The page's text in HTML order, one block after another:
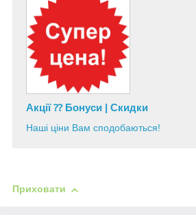
Акції ⁇ Бонуси | Скидки
Наші ціни Вам сподобаються!
Приховати